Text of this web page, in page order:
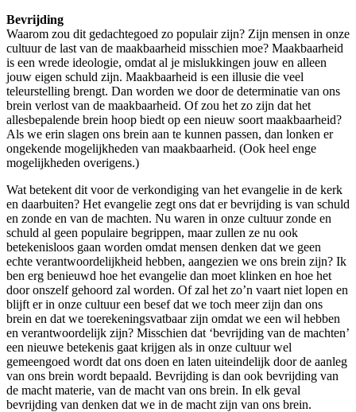
Bevrijding
Waarom zou dit gedachtegoed zo populair zijn? Zijn mensen in onze
cultuur de last van de maakbaarheid misschien moe? Maakbaarheid
is een wrede ideologie, omdat al je mislukkingen jouw en alleen
jouw eigen schuld zijn. Maakbaarheid is een illusie die veel
teleurstelling brengt. Dan worden we door de determinatie van ons
brein verlost van de maakbaarheid. Of zou het zo zijn dat het
allesbepalende brein hoop biedt op een nieuw soort maakbaarheid?
Als we erin slagen ons brein aan te kunnen passen, dan lonken er
ongekende mogelijkheden van maakbaarheid. (Ook heel enge
mogelijkheden overigens.)
Wat betekent dit voor de verkondiging van het evangelie in de kerk
en daarbuiten? Het evangelie zegt ons dat er bevrijding is van schuld
en zonde en van de machten. Nu waren in onze cultuur zonde en
schuld al geen populaire begrippen, maar zullen ze nu ook
betekenisloos gaan worden omdat mensen denken dat we geen
echte verantwoordelijkheid hebben, aangezien we ons brein zijn? Ik
ben erg benieuwd hoe het evangelie dan moet klinken en hoe het
door onszelf gehoord zal worden. Of zal het zo’n vaart niet lopen en
blijft er in onze cultuur een besef dat we toch meer zijn dan ons
brein en dat we toerekeningsvatbaar zijn omdat we een wil hebben
en verantwoordelijk zijn? Misschien dat ‘bevrijding van de machten’
een nieuwe betekenis gaat krijgen als in onze cultuur wel
gemeengoed wordt dat ons doen en laten uiteindelijk door de aanleg
van ons brein wordt bepaald. Bevrijding is dan ook bevrijding van
de macht materie, van de macht van ons brein. In elk geval
bevrijding van denken dat we in de macht zijn van ons brein.